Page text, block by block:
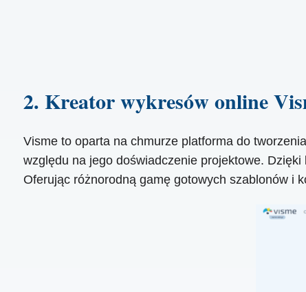
2. Kreator wykresów online
Visme to oparta na chmurze platforma do
względu na jego doświadczenie projektowe. Dzięki
Oferując różnorodną gamę gotowych szablonów i